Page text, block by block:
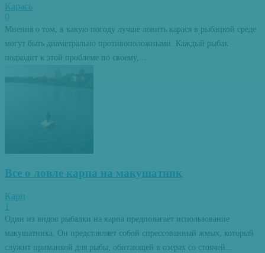
Карась
0
Мнения о том, в какую погоду лучше ловить карася в рыбацкой среде
могут быть диаметрально противоположными. Каждый рыбак
подходит к этой проблеме по своему,...
Все о ловле карпа на макушатник
Карп
1
Один из видов рыбалки на карпа предполагает использование
макушатника. Он представляет собой спрессованный жмых, который
служит приманкой для рыбы, обитающей в озерах со стоячей...